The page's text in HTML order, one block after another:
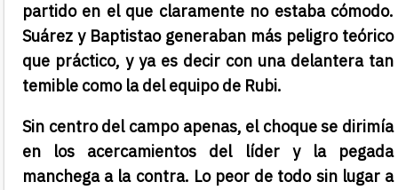
partido en el que claramente no estaba cómodo.
Suárez y Baptistao generaban más peligro teórico
que práctico, y ya es decir con una delantera tan
temible como la del equipo de Rubi.
Sin centro del campo apenas, el choque se dirimía
en los acercamientos del líder y la pegada
manchega a la contra. Lo peor de todo sin lugar a